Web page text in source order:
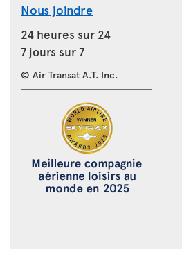
Nous joindre
24 heures sur 24
7 jours sur 7
© Air Transat A.T. Inc.